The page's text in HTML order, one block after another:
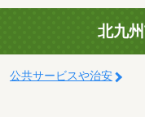
北九
公共サービスや治安